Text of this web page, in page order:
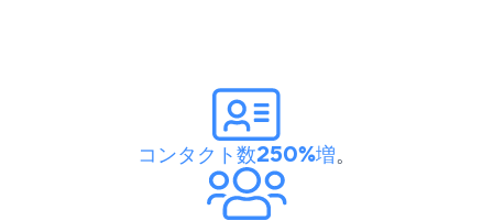
コンタクト数250%増。